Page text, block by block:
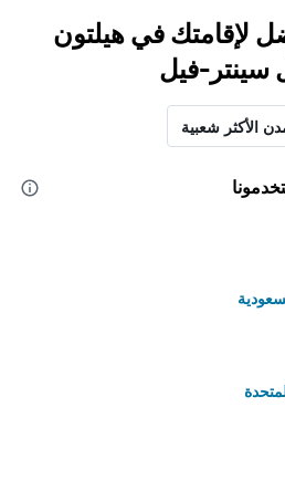
لإقامتك في هيلتون
سينتر-فيل
الأكثر شعبية